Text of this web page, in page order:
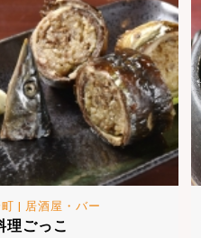
| 居酒屋・バー
理ごっこ